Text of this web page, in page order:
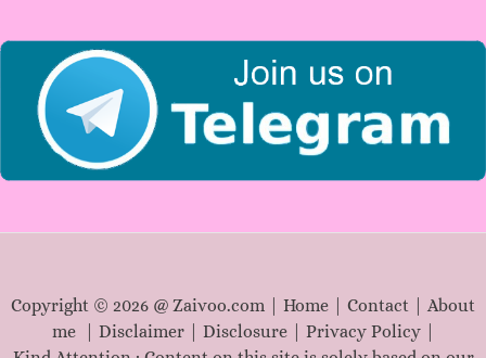
Copyright © 2026 @ Zaivoo.com | Home Contact
About
me
Disclaimer| Disclosure| Privacy Policy|